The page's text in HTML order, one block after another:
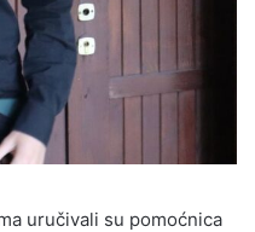
uručivali su pomoćnica